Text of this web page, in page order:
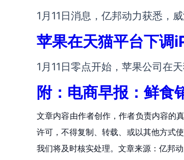
1月11日消息，亿邦动力获悉，
苹果在天猫平台下调
1月11日零点开始，苹果公司在
附：电商早报：鲜食
文章内容由作者创作，作者负责内容的
许可，不得复制、转载、或以其他方式
我们将及时核实处理。文章来源：亿邦